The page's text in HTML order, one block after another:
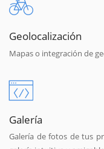
Geolocalización
Mapas o integración de
Galería
Galería de fotos de tus